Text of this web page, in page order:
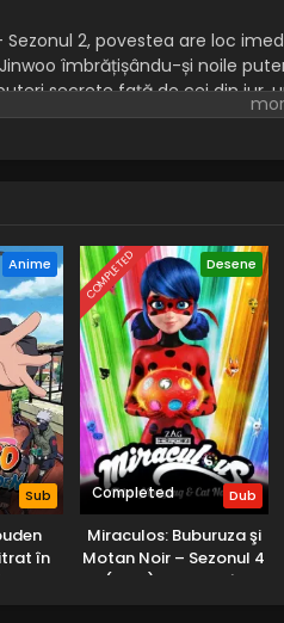
Sezonul 2, povestea are loc
îmbrățișându-și noile
secrete față de cei din jur,
avertisment cumplit despre o
Anime
Sub
în
COMPLETED Desene
Completed Dub
Miraculos: Buburuza şi
Motan Noir – Sezonul 4
(2021) – Dublat în